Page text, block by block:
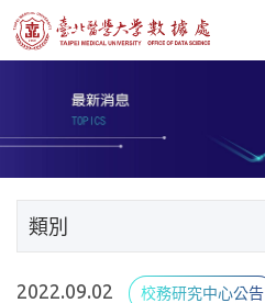
類別
2022.09.02 校務研究中心公告